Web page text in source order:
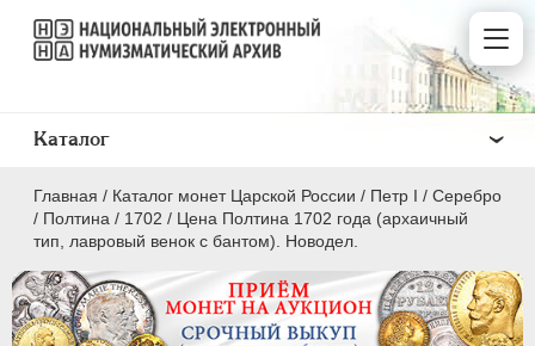
Главная / Каталог монет Царской России / Пeтр I / Серебро
/ Полтина / 1702 / Цена Полтина 1702 года (архаичный
тип, лавровый венок с бантом). Новодел.
Каталог